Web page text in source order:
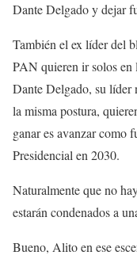
Dante Delgado y dejar
También el ex líder del
PAN quieren ir solos en
Dante Delgado, su líder
la misma postura,
ganar es avanzar como
Presidencial en 2030.
Naturalmente que no
estarán condenados a
Bueno, Alito en ese